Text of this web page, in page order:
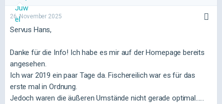
26. November 2025
Servus Hans,
Danke für die Info! Ich habe es mir auf der Homepage bereits
angesehen.
Ich war 2019 ein paar Tage da. Fischereilich war es für das
erste mal in Ordnung.
Jedoch waren die äußeren Umstände nicht gerade optimal......